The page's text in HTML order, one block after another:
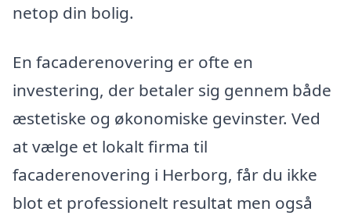
netop din bolig.
En facaderenovering er ofte en
investering, der betaler sig gennem både
æstetiske og økonomiske gevinster. Ved
at vælge et lokalt firma til
facaderenovering i Herborg, får du ikke
blot et professionelt resultat men også